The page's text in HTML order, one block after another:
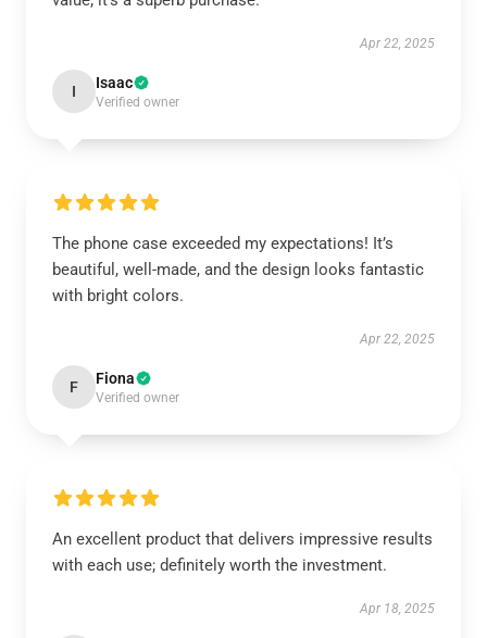
Apr 22, 2025
I Isaac
Verified owner
The phone case exceeded my expectations! It’s
beautiful, well-made, and the design looks fantastic
with bright colors.
Apr 22, 2025
F Fiona
Verified owner
An excellent product that delivers impressive results
with each use; definitely worth the investment.
Apr 18, 2025